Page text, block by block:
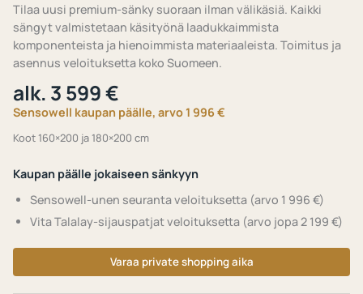
Tilaa uusi premium-sänky suoraan ilman välikäsiä. Kaikki
sängyt valmistetaan käsityönä laadukkaimmista
komponenteista ja hienoimmista materiaaleista. Toimitus ja
asennus veloituksetta koko Suomeen.
alk. 3 599 €
Sensowell kaupan päälle, arvo 1 996 €
Koot 160×200 ja 180×200 cm
Kaupan päälle jokaiseen sänkyyn
Sensowell-unen seuranta veloituksetta (arvo 1 996 €)
Vita Talalay-sijauspatjat veloituksetta (arvo jopa 2 199 €)
Varaa private shopping aika